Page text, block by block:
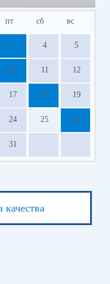
пт сб вс
3 4 5
10 11 12
17 18 19
24 25 26
31
качества